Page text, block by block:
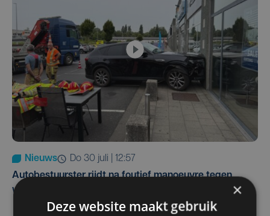
Nieuws
do 30 juli | 12:57
Autobestuurster rijdt na foutief manoeuvre tegen
winkelgevel in Ieper
×
Deze website maakt gebruik